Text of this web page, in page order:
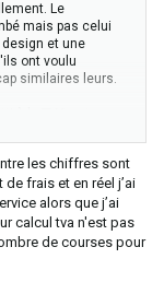
Le
mais pas celui
et une
ont voulu
similaires leurs.
à la TVA ont un
qui n'est pas
en base de
à zéro. Voici deux
les chiffres sont
frais et en réel j’ai
alors que j’ai
calcul tva n'est pas
de courses pour